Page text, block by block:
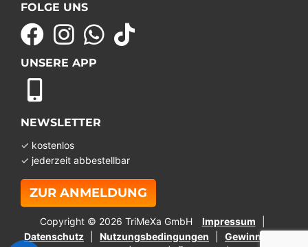
FOLGE UNS
UNSERE APP
NEWSLETTER
✓ kostenlos
✓ jederzeit abbestellbar
ZUR ANMELDUNG
Copyright © 2026 TriMeXa GmbH
Impressum
Datenschutz
Nutzungsbedingungen
Gewinnspiel